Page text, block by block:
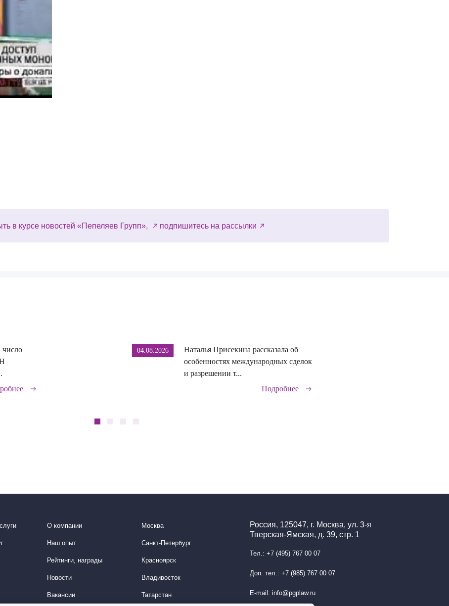
в курсе новостей «Пепеляев Групп», подпишитесь на рассылки
число
04.08.2026
Наталья Присекина рассказала об
особенностях международных сделок
и разрешении т...
Подробнее
О компании
Наш опыт
Рейтинги, награды
Новости
Вакансии
Москва
Санкт-Петербург
Красноярск
Владивосток
Татарстан
Россия, 125047, г. Москва, ул. 3-я
Тверская-Ямская, д. 39, стр. 1
Тел.: +7 (495) 767 00 07
Доп. тел.: +7 (985) 767 00 07
E-mail: info@pgplaw.ru